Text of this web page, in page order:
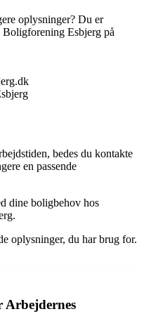
oplysninger? Du er
Esbjerg på
bedes du kontakte
en passende
dine boligbehov hos
oplysninger, du har brug for.
Arbejdernes